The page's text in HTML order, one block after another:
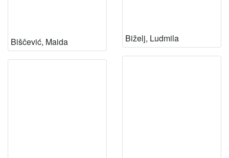
Biščević, Maida Biželj, Ludmila